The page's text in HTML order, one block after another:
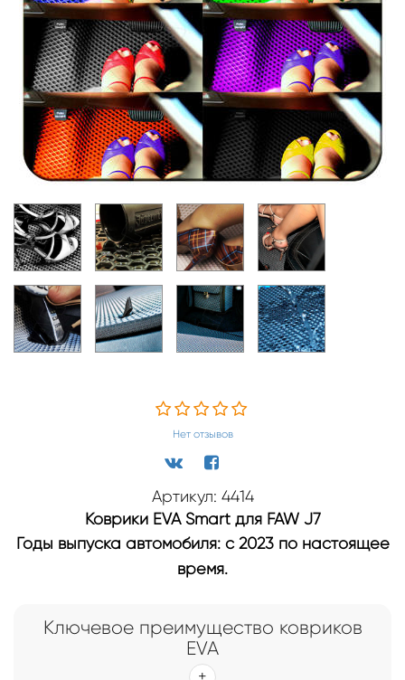
Нет отзывов
Артикул: 4414
Коврики EVA Smart для FAW J7
Годы выпуска автомобиля: с 2023 по настоящее
время.
Ключевое преимущество ковриков
EVA